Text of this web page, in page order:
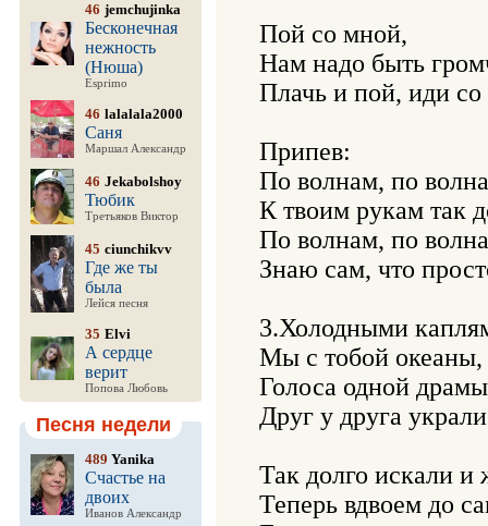
46 jemchujinka
Бесконечная
нежность
(Нюша)
Esprimo
46 lalalala2000
Саня
Маршал Александр
46 Jekabolshoy
Тюбик
Третьяков Виктор
45 ciunchikvv
Где же ты
была
Лейся песня
35 Elvi
А сердце
верит
Попова Любовь
Песня недели
489 Yanika
Счастье на
двоих
Иванов Александр
Пой со мной,
Нам надо быть
Плачь и пой, иди
Припев:
По волнам, по
К твоим рукам так
По волнам, по
Знаю сам, что
3.Холодными
Мы с тобой
Голоса одной
Друг у друга
Так долго искали
Теперь вдвоем до